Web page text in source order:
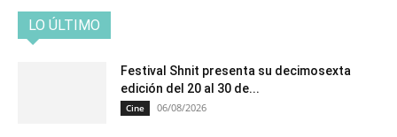
LO ÚLTIMO
Festival Shnit presenta su decimosexta
edición del 20 al 30 de...
Cine 06/08/2026